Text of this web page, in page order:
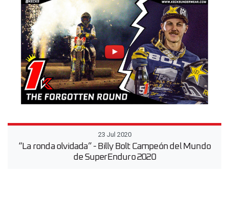
23 Jul 2020
“La ronda olvidada” - Billy Bolt Campeón del Mundo
de SuperEnduro 2020